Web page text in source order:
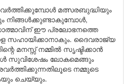
മത്സരബുദ്ധിയും
ഈ പ്രലോഭനത്തെ
സഹായിക്കാനാകും. ദൈവരാജ്യ
മനസ്സ് നമ്മിൽ സൃഷ്ടിക്കാൻ
സുവിശേഷം ലോകമെങ്ങും
നമ്മുടെ
ചെയ്യും.